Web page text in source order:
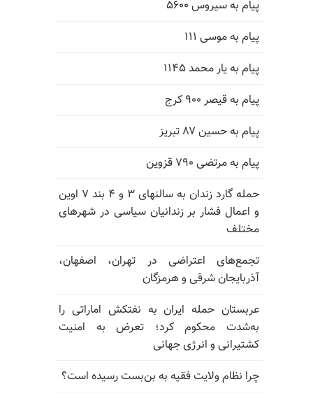
پیام به سیروس ۵۶۰۰
پیام به موسی ۱۱۱
پیام به یار محمد ۱۱۴۵
پیام به قیصر ۹۰۰ کرج
پیام به حسین ۸۷ تبریز
پیام به مرتضی ۷۹۰ قزوین
حمله گارد زندان به سالنهای ۳ و ۴ بند ۷ اوین
و اعمال فشار بر زندانیان سیاسی در شهرهای
مختلف
تجمع‌های اعتراضی در تهران، اصفهان،
آذربایجان شرقی و هرمزگان
عربستان حمله ایران به نفتکش اماراتی را
به‌شدت محکوم کرد؛ تعرض به امنیت
کشتیرانی و انرژی جهانی
چرا نظام ولایت فقیه به بن‌بست رسیده است؟